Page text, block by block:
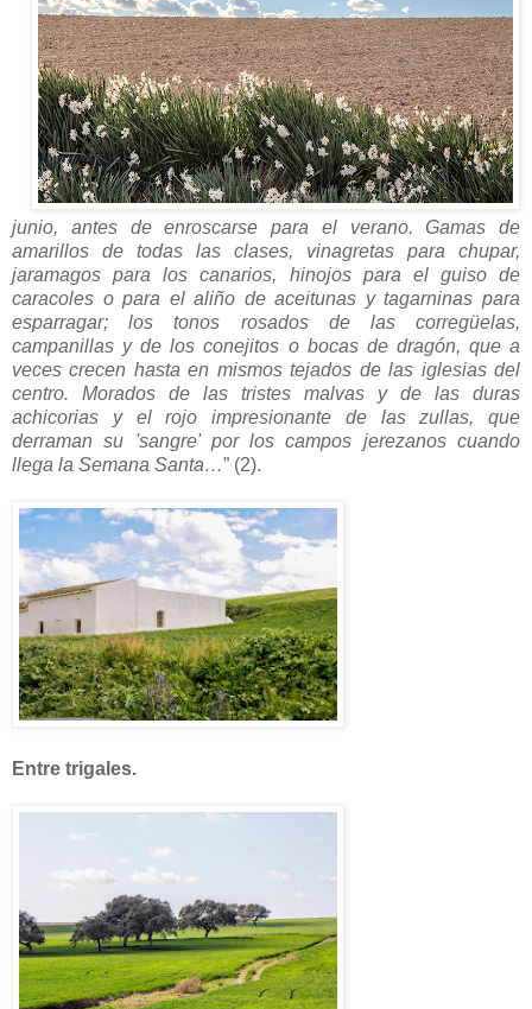
junio, antes de enroscarse para el verano. Gamas de
amarillos de todas las clases, vinagretas para chupar,
jaramagos para los canarios, hinojos para el guiso de
caracoles o para el aliño de aceitunas y tagarninas para
esparragar; los tonos rosados de las corregüelas,
campanillas y de los conejitos o bocas de dragón, que a
veces crecen hasta en mismos tejados de las iglesias del
centro. Morados de las tristes malvas y de las duras
achicorias y el rojo impresionante de las zullas, que
derraman su 'sangre' por los campos jerezanos cuando
llega la Semana Santa…” (2).
Entre trigales.